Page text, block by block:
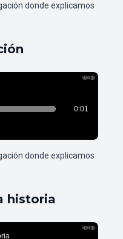
donde explicamos
donde explicamos
historia